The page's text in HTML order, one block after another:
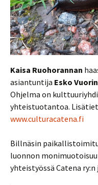
Kaisa Ruohorannan
asiantuntija Esko
Ohjelma on
yhteistuotantoa.
www.culturacatena.fi
Billnäsin
luonnon
yhteistyössä Catena